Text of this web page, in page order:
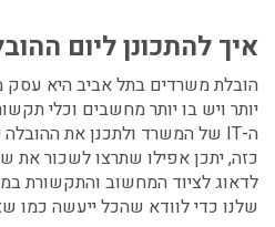
איך להתכונן ליום
הובלת משרדים בתל אביב היא עסק
יותר ויש בו יותר מחשבים וכלי
ה-IT של המשרד ולתכנן את ההובלה
כזה, יתכן אפילו שתרצו לשכור את
לדאוג לציוד המחשוב והתקשורת
שלנו כדי לוודא שהכל ייעשה כמו